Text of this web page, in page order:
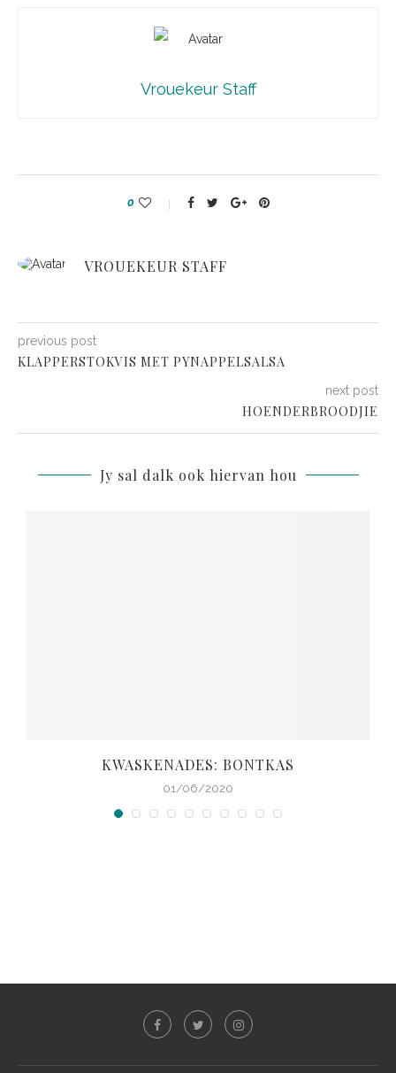
Vrouekeur Staff
0
VROUEKEUR STAFF
previous post
KLAPPERSTOKVIS MET PYNAPPELSALSA
next post
HOENDERBROODJIE
Jy sal dalk ook hiervan hou
KWASKENADES: BONTKAS
01/06/2020